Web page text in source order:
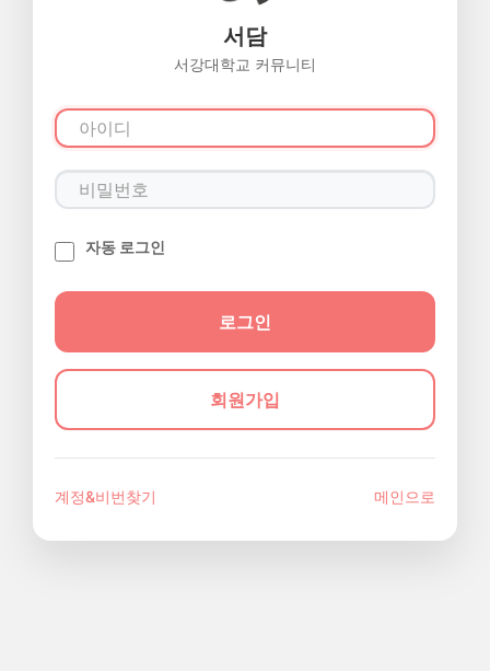
서담
서강대학교 커뮤니티
자동 로그인
회원가입
계정&비번찾기 메인으로